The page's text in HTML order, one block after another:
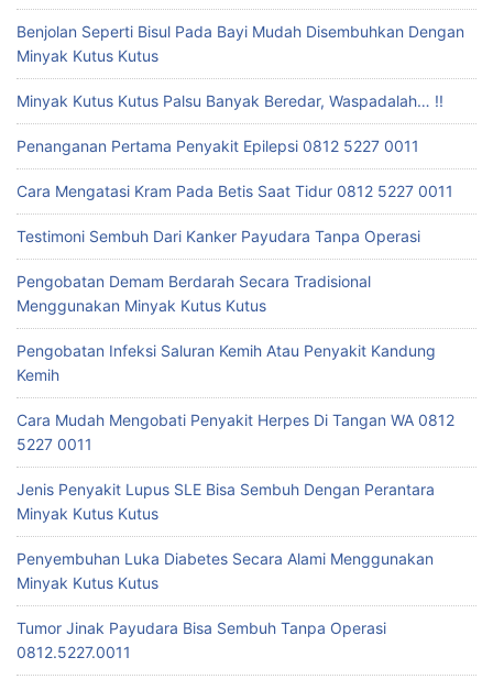
Benjolan Seperti Bisul Pada Bayi Mudah Disembuhkan Dengan
Minyak Kutus Kutus
Minyak Kutus Kutus Palsu Banyak Beredar, Waspadalah… !!
Penanganan Pertama Penyakit Epilepsi 0812 5227 0011
Cara Mengatasi Kram Pada Betis Saat Tidur 0812 5227 0011
Testimoni Sembuh Dari Kanker Payudara Tanpa Operasi
Pengobatan Demam Berdarah Secara Tradisional
Menggunakan Minyak Kutus Kutus
Pengobatan Infeksi Saluran Kemih Atau Penyakit Kandung
Kemih
Cara Mudah Mengobati Penyakit Herpes Di Tangan WA 0812
5227 0011
Jenis Penyakit Lupus SLE Bisa Sembuh Dengan Perantara
Minyak Kutus Kutus
Penyembuhan Luka Diabetes Secara Alami Menggunakan
Minyak Kutus Kutus
Tumor Jinak Payudara Bisa Sembuh Tanpa Operasi
0812.5227.0011